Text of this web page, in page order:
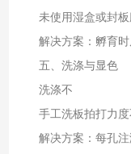
未使用湿盒或封板
解决方案：孵育时
五、洗涤与显色
洗涤不‌
手工洗板拍打力度
解决方案：每孔注